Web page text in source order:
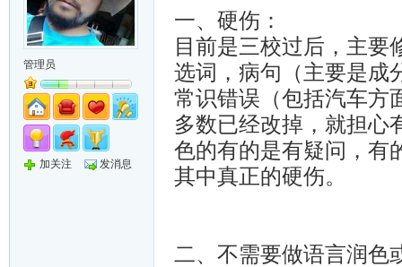
管理员
加关注 发消息
一、硬伤：
目前是三校过后，主要
选词，病句（主要是成
常识错误（包括汽车方
多数已经改掉，就担心
色的有的是有疑问，有
其中真正的硬伤。
二、不需要做语言润色